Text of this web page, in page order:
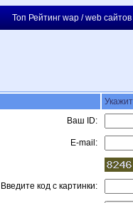
Топ Рейтинг wap / web сайтов
Ваш ID:
E-mail:
Введите код с картинки: